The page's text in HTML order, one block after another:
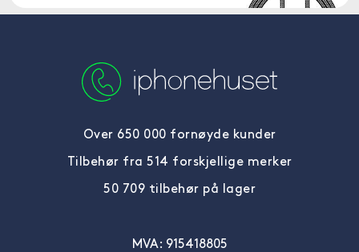
Over 650 000 fornøyde kunder
Tilbehør fra 514 forskjellige merker
50 709 tilbehør på lager
MVA: 915418805